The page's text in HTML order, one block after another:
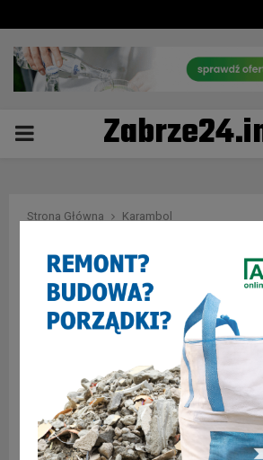
PRIMARY
Strona Główna Karambol
Tag : Karambol